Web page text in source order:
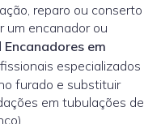
reparo ou conserto
um encanador ou
Encanadores em
especializados
furado e substituir
em tubulações de